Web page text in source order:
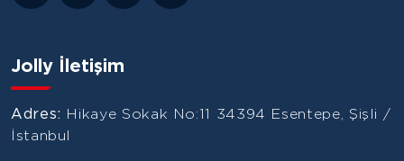
Jolly İletişim
Adres: Hikaye Sokak No:11 34394 Esentepe, Şişli /
İstanbul